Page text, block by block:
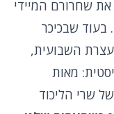
שחרורם המיידי
שבכיכר
השבועית,
מאות
שרי הליכוד